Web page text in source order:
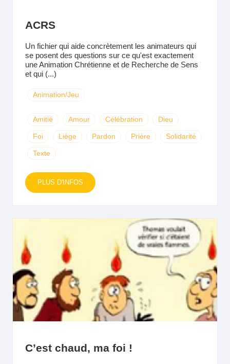
ACRS
Un fichier qui aide concrètement les animateurs qui
se posent des questions sur ce qu'est exactement
une Animation Chrétienne et de Recherche de Sens
et qui (...)
Animation/Jeu
Amitié Amour Célébration Dieu
Foi Liège Pardon Prière Solidarité
Texte
PLUS D'INFOS
C’est chaud, ma foi !